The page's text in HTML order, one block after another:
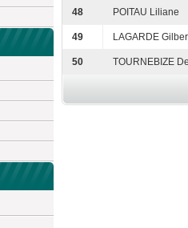
48 POITAU Liliane
49 LAGARDE
50 TOURNEBIZE